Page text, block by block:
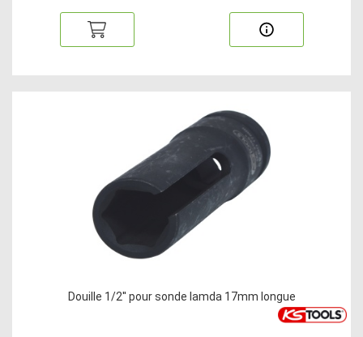
Douille 1/2'' pour sonde lamda 17mm longue